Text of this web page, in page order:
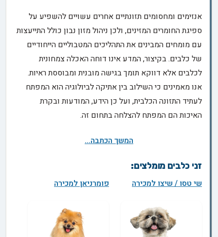
אנזימים ומחסומים תזונתיים אחרים עשויים להשפיע על
ספיגת החומרים המזינים, ולכן ניהול מזון נבון כולל התייעצות
עם מומחים המבינים את התהליכים המטבוליים הייחודיים
של כלבים. בקיצור, המדע אינו דוחה האכלה צמחונית
לכלבים אלא דווקא תומך בגישה מובנית ומבוססת ראיות.
אנו מאמינים כי השילוב בין אתיקה לביולוגיה הוא המפתח
לעתיד התזונה הכלבית, ועל כן הידע, המודעות ובקרת
האיכות הם המפתח להצלחה בתחום זה.
המשך הכתבה...
זני כלבים מומלצים:
שי טסו / שיצו למכירה פומרניאן למכירה